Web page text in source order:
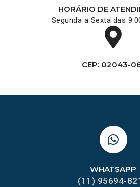
HORÁRIO DE
Segunda a Sexta das
CEP: 02043-
WHATSAPP
(11) 95694-